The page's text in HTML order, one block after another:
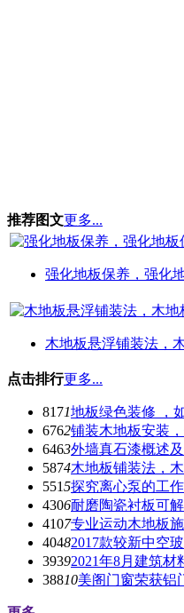
推荐图文更多...
强化地板保养，强化
木地板悬浮铺装法，
点击排行更多...
8171地板绿色装修 ，
6762铺装木地板安装
6463外墙真石漆概述
5874木地板铺装法，
5515探究离心泵的工
4306耐磨陶瓷衬板可
4107专业运动木地板
40482017款较新中空
39392021年8月建筑
38810美阁门窗荣获铝